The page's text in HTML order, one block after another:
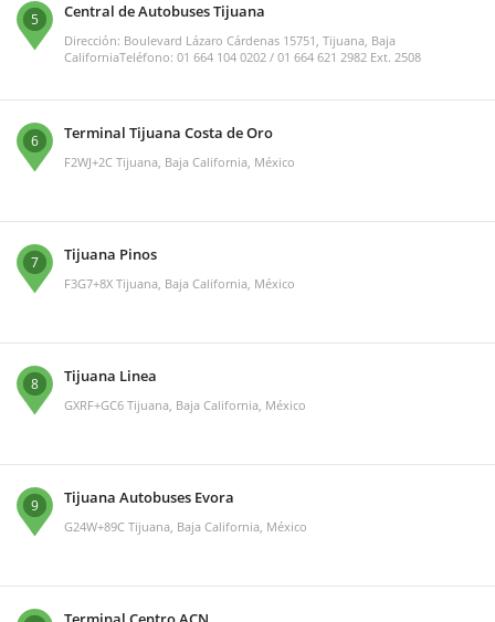
5 Central de Autobuses Tijuana
Dirección: Boulevard Lázaro Cárdenas 15751, Tijuana, Baja
CaliforniaTeléfono: 01 664 104 0202 / 01 664 621 2982 Ext. 2508
6 Terminal Tijuana Costa de Oro
F2WJ+2C Tijuana, Baja California, México
7 Tijuana Pinos
F3G7+8X Tijuana, Baja California, México
8 Tijuana Linea
GXRF+GC6 Tijuana, Baja California, México
9 Tijuana Autobuses Evora
G24W+89C Tijuana, Baja California, México